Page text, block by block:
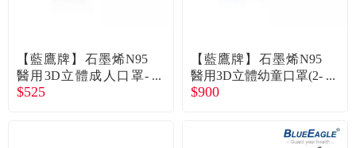
【藍鷹牌】石墨烯N95
醫用3D立體成人口罩-
酪梨綠（50片/盒） 廠
$525
【藍鷹牌】石墨烯N95
醫用3D立體幼童口罩(2-
6歲)-藍天藍(50片x2盒)
$900